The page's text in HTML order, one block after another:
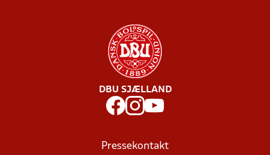
DBU SJÆLLAND
Pressekontakt